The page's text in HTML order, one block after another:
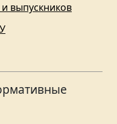
и выпускников